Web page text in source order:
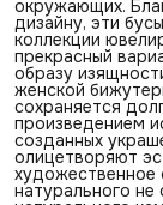
окружающих.
дизайну, эти
коллекции
прекрасный
образу
женской
сохраняется
произведением
созданных
олицетворяют
художественное
натурального